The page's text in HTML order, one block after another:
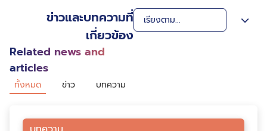
ข่าวและบทความที่
เกี่ยวข้อง
Related news and
articles
ทั้งหมด ข่าว บทความ